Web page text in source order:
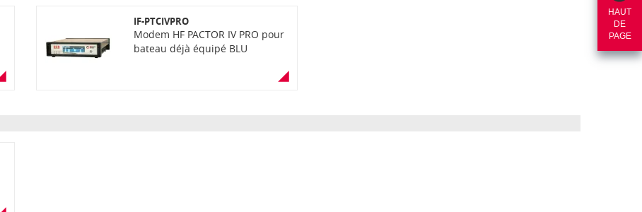
HAUT
DE
PAGE
IF-PTCIVPRO
Modem HF PACTOR IV PRO pour
bateau déjà équipé BLU